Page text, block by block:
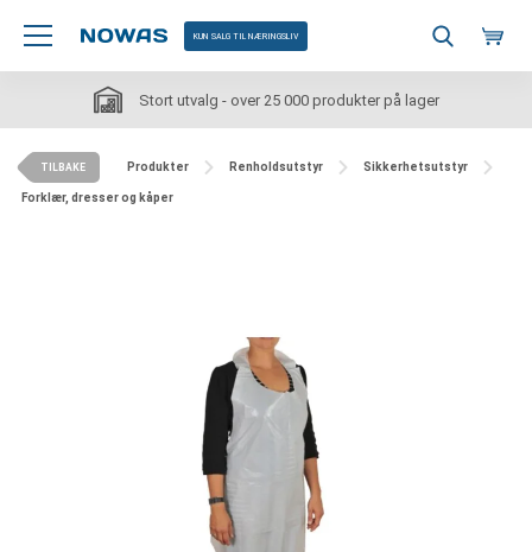
KUN SALG TIL NÆRINGSLIV
Stort utvalg - over 25 000 produkter på lager
TILBAKE Produkter Renholdsutstyr Sikkerhetsutstyr
Forklær, dresser og kåper